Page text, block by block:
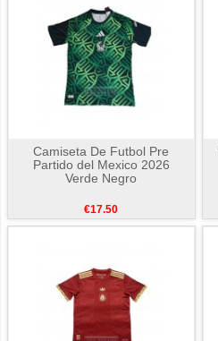
Camiseta De Futbol Pre
Partido del Mexico 2026
Verde Negro
€17.50